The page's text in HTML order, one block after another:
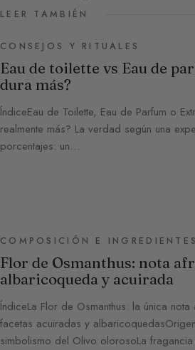
LEER TAMBIÉN
CONSEJOS Y RITUALES
Eau de toilette vs Eau de
dura más?
ÍndiceEau de Toilette, Eau de Parfum o
realmente más? La verdad según una
porcentajes: un…
COMPOSICIÓN E INGREDIENTES
Flor de Osmanthus: nota
albaricoqueda y acuirada
ÍndiceLa Flor de Osmanthus: la única
facetas acuiradas y
simbolismo del Olivo olorosoLa